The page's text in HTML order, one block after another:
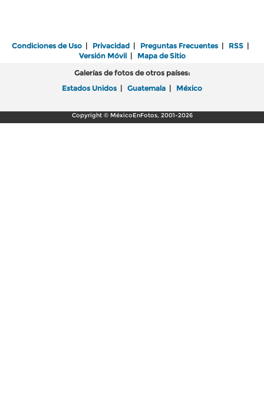
Condiciones de Uso | Privacidad | Preguntas Frecuentes | RSS |
Versión Móvil| Mapa de Sitio
Galerías de fotos de otros países:
Estados Unidos | Guatemala | México
Copyright © MéxicoEnFotos, 2001-2026